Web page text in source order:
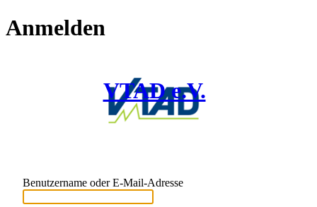
Anmelden
VTAD e.V.
Benutzername oder E-Mail-Adresse